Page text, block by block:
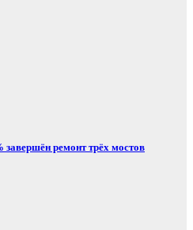
ремонт трёх мостов